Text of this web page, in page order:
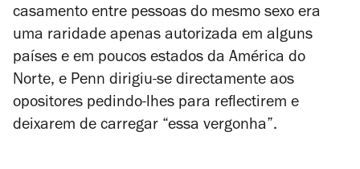
casamento entre pessoas do mesmo sexo era
uma raridade apenas autorizada em alguns
países e em poucos estados da América do
Norte, e Penn dirigiu-se directamente aos
opositores pedindo-lhes para reflectirem e
deixarem de carregar “essa vergonha”.